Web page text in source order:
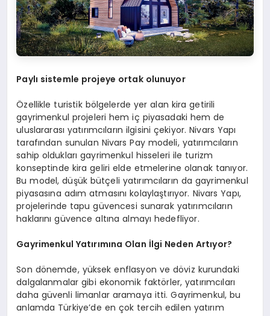
Paylı sistemle projeye ortak olunuyor
Özellikle turistik bölgelerde yer alan kira getirili
gayrimenkul projeleri hem iç piyasadaki hem de
uluslararası yatırımcıların ilgisini çekiyor. Nivars Yapı
tarafından sunulan Nivars Pay modeli, yatırımcıların
sahip oldukları gayrimenkul hisseleri ile turizm
konseptinde kira geliri elde etmelerine olanak tanıyor.
Bu model, düşük bütçeli yatırımcıların da gayrimenkul
piyasasına adım atmasını kolaylaştırıyor. Nivars Yapı,
projelerinde tapu güvencesi sunarak yatırımcıların
haklarını güvence altına almayı hedefliyor.
Gayrimenkul Yatırımına Olan İlgi Neden Artıyor?
Son dönemde, yüksek enflasyon ve döviz kurundaki
dalgalanmalar gibi ekonomik faktörler, yatırımcıları
daha güvenli limanlar aramaya itti. Gayrimenkul, bu
anlamda Türkiye’de en çok tercih edilen yatırım